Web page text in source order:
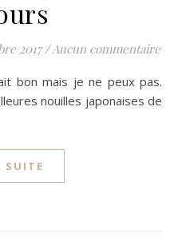
2017 /Aucun commentaire
nouilles japonaises de
SUITE